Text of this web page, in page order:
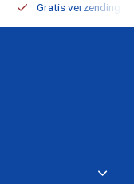
Gratis verzending